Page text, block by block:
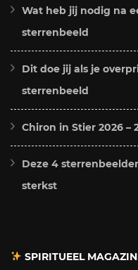
Wat heb jij nodig na
sterrenbeeld
Dit doe jij als je
sterrenbeeld
Chiron in Stier 2026
Deze 4
sterkst
SPIRITUEEL